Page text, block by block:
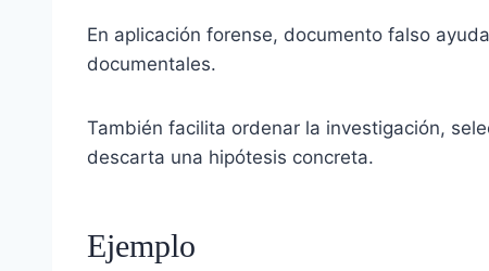
En aplicación forense, documento falso
documentales.
También facilita ordenar la investigación,
descarta una hipótesis concreta.
Ejemplo